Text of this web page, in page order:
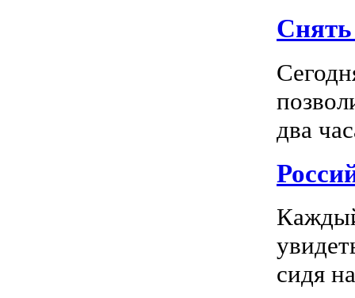
Снять
два
сидя